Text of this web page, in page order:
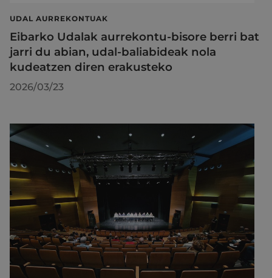
UDAL AURREKONTUAK
Eibarko Udalak aurrekontu-bisore berri bat
jarri du abian, udal-baliabideak nola
kudeatzen diren erakusteko
2026/03/23